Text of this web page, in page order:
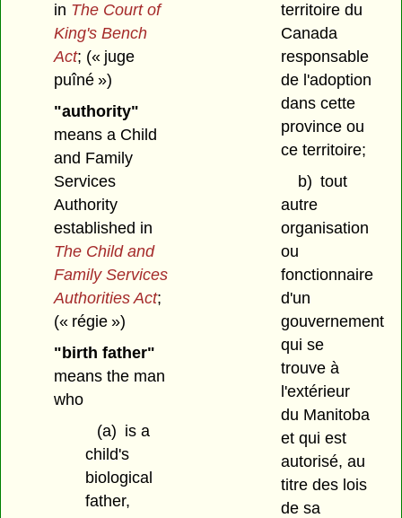
in The Court of
King's Bench
Act; (« juge
puîné »)
"authority"
means a Child
and Family
Services
Authority
established in
The Child and
Family Services
Authorities Act;
(« régie »)
"birth father"
means the man
who
(a) is a
child's
biological
father,
territoire du
Canada
responsable
de l'adoption
dans cette
province ou
ce territoire;
b) tout
autre
organisation
ou
fonctionnaire
d'un
gouvernement
qui se
trouve à
l'extérieur
du Manitoba
et qui est
autorisé, au
titre des lois
de sa